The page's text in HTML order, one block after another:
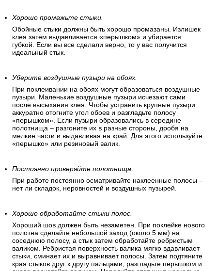
Хорошо промажьте стыки.
Обойные стыки должны быть хорошо промазаны. Излишек
клея затем выдавливается «перышком» и убирается
губкой. Если вы все сделали верно, то у вас получится
идеальный стык.
Уберите воздушные пузыри на обоях.
При поклеивании на обоях могут образоваться воздушные
пузыри. Маленькие воздушные пузыри исчезают сами
после высыхания клея. Чтобы устранить крупные пузыри
аккуратно отогните угол обоев и разгладьте полосу
«перышком». Если пузыри образовались в середине
полотнища – разгоните их в разные стороны, дробя на
мелкие части и выдавливая на край. Для этого используйте
«перышко» или резиновый валик.
Постоянно проверяйте полотнища.
При работе постоянно осматривайте наклеенные полосы –
нет ли складок, неровностей и воздушных пузырей.
Хорошо обработайте стыки полос.
Хороший шов должен быть незаметен. При поклейке нового
полотна сделайте небольшой заход (около 5 мм) на
соседнюю полосу, а стык затем обработайте ребристым
валиком. Ребристая поверхность валика мягко вдавливает
стыки, сминает их и выравнивает полосы. Затем подтяните
края стыков друг к другу пальцами, разгладьте перышком и